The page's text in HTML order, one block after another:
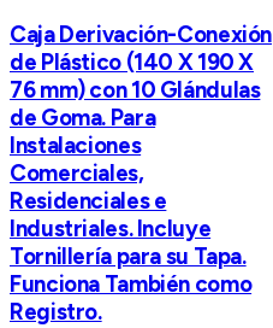
Caja Derivación-Conexión
de Plástico (140 X 190 X
76 mm) con 10 Glándulas
de Goma. Para
Instalaciones
Comerciales,
Residenciales e
Industriales. Incluye
Tornillería para su Tapa.
Funciona También como
Registro.